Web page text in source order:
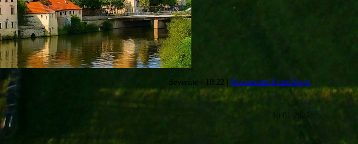
Severine - 10:22 | Kommentar hinzufügen
10.01.2025